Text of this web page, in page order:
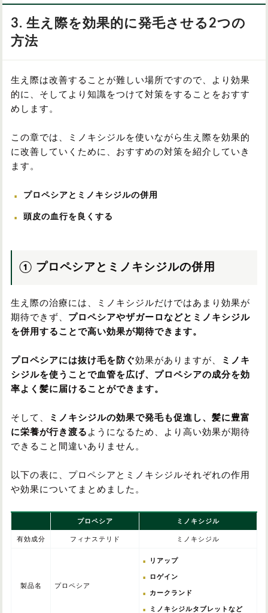
3. 生え際を効果的に発毛させる2つの
方法
生え際は改善することが難しい場所ですので、より効果
的に、そしてより知識をつけて対策をすることをおすす
めします。
この章では、ミノキシジルを使いながら生え際を効果的
に改善していくために、おすすめの対策を紹介していき
ます。
プロペシアとミノキシジルの併用
頭皮の血行を良くする
① プロペシアとミノキシジルの併用
生え際の治療には、ミノキシジルだけではあまり効果が
期待できず、 プロペシアやザガーロなどとミノキシジル
を併用することで高い効果が期待できます。
プロペシアには抜け毛を防ぐ効果がありますが、
ミノキ
シジルを使うことで血管を広げ、プロペシアの成分を効
率よく髪に届けることができます。
そして、
ミノキシジルの効果で発毛も促進し、髪に豊富
に栄養が行き渡る ようになるため、より高い効果が期待
できること間違いありません。
以下の表に、プロペシアとミノキシジルそれぞれの作用
や効果についてまとめました。
プロペシア ミノキシジル
有効成分 フィナステリド ミノキシジル
製品名 プロペシア
リアップ
ロゲイン
カークランド
ミノキシジルタブレットなど